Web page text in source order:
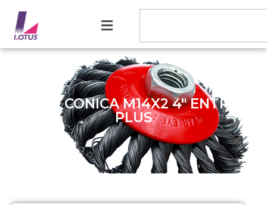
ESCOVA CONICA M14X2 4″ ENTR AÇO
PLUS